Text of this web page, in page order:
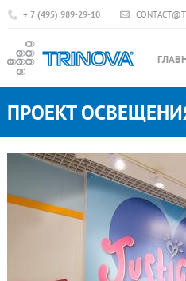
+ 7 (495) 989-29-10
ПРОЕКТ